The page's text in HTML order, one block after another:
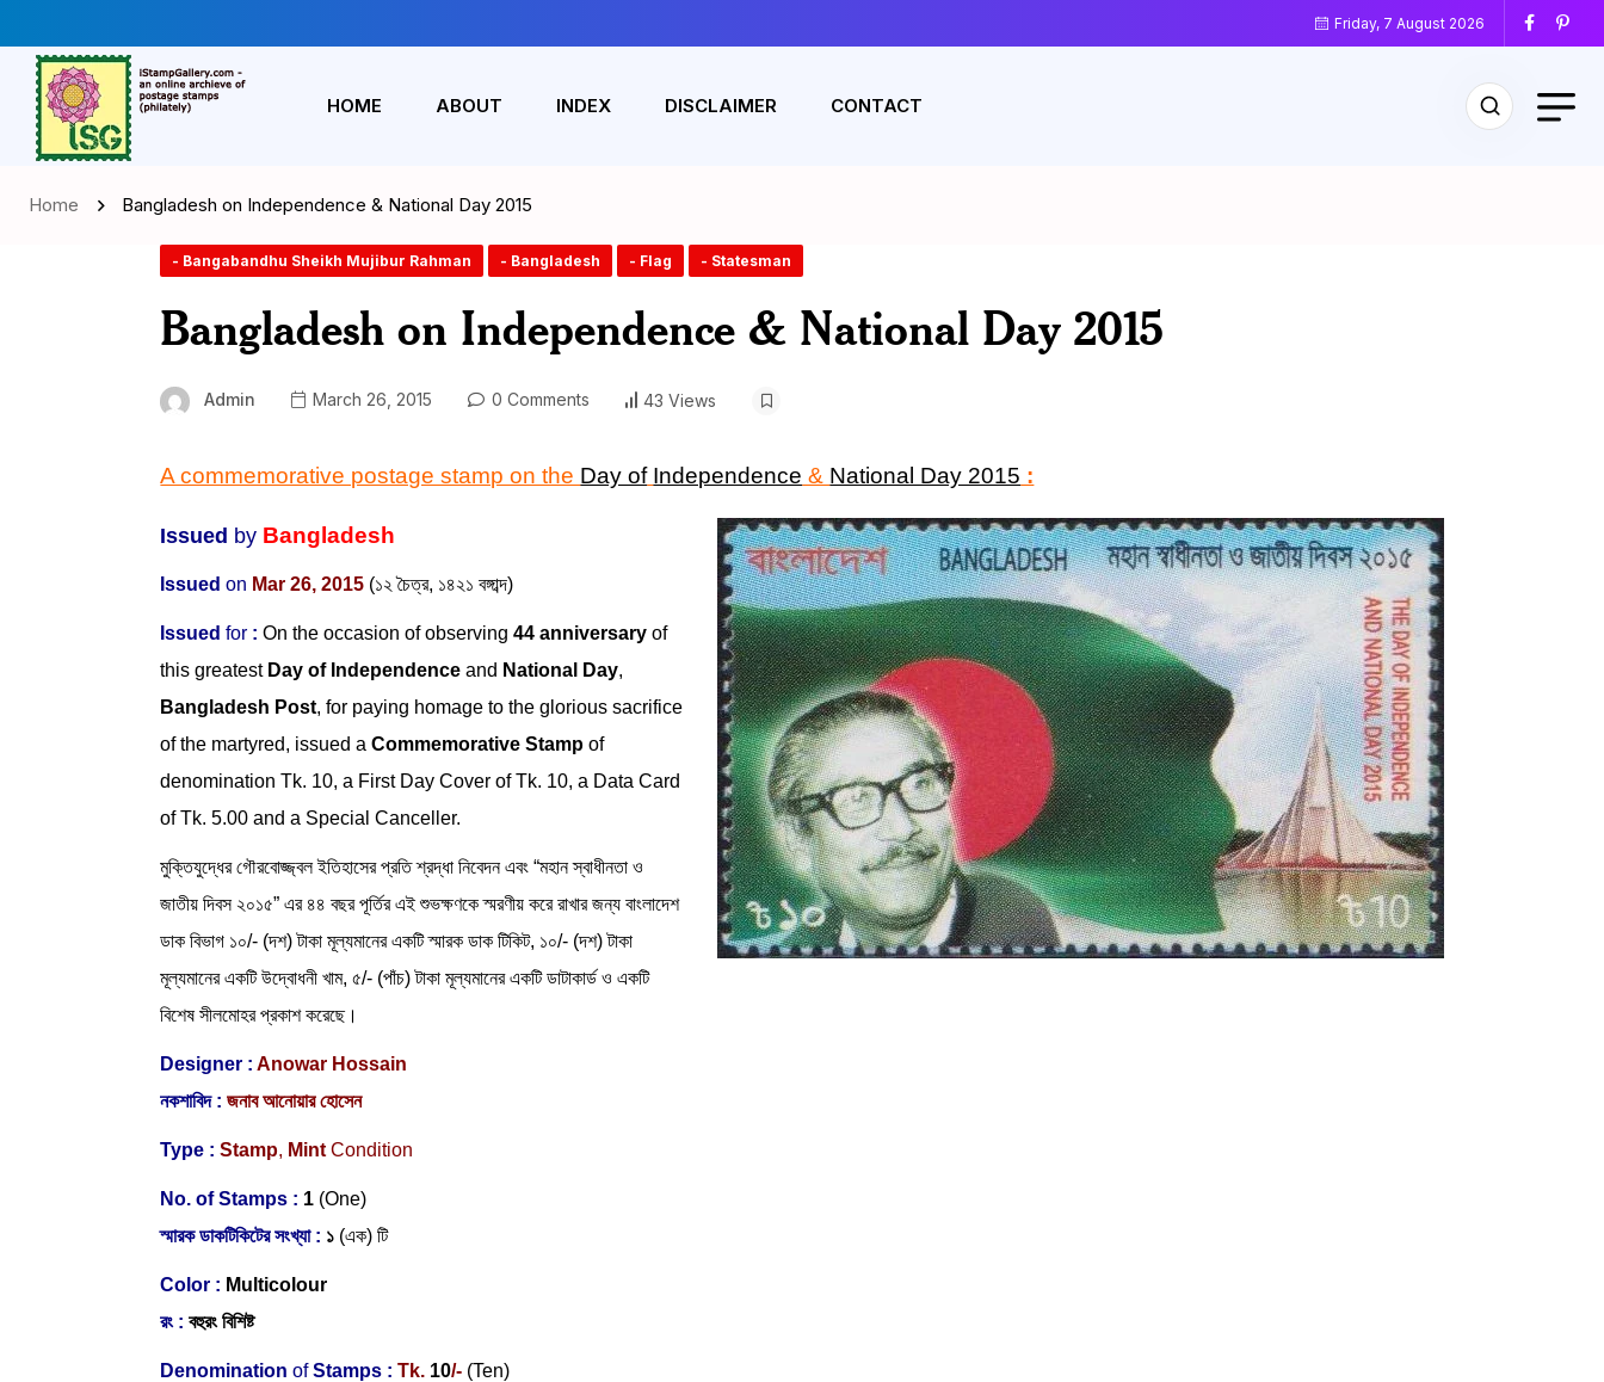
Friday, 7 August 2026
HOME ABOUT INDEX DISCLAIMER CONTACT
Home Bangladesh on Independence & National Day 2015
- Bangabandhu Sheikh Mujibur Rahman - Bangladesh - Flag - Statesman
Bangladesh on Independence & National Day 2015
Admin March 26, 2015 0 Comments 43 Views
A commemorative postage stamp on the Day of Independence & National Day 2015 :
Issued by Bangladesh
Issued on Mar 26, 2015 (১২ চৈত্র, ১৪২১ বঙ্গাব্দ)
Issuedfor : On the occasion of observing44 anniversary of
this greatest Day of Independence and National Day,
Bangladesh Post, for paying homage to the glorious sacrifice
of the martyred, issued aCommemorative Stamp of
denomination Tk. 10, a First Day Cover of Tk. 10, a Data Card
of Tk. 5.00 and a Special Canceller.
মুক্তিযুদ্ধের গৌরবোজ্জ্বল ইতিহাসের প্রতি শ্রদ্ধা নিবেদন এবং “মহান স্বাধীনতা ও
জাতীয় দিবস ২০১৫” এর ৪৪ বছর পূর্তির এই শুভক্ষণকে স্মরণীয় করে রাখার জন্য বাংলাদেশ
ডাক বিভাগ ১০/- (দশ) টাকা মূল্যমানের একটি স্মারক ডাক টিকিট, ১০/- (দশ) টাকা
মূল্যমানের একটি উদ্বোধনী খাম, ৫/- (পাঁচ) টাকা মূল্যমানের একটি ডাটাকার্ড ও একটি
বিশেষ সীলমোহর প্রকাশ করেছে।
Designer :Anowar Hossain
নকশাবিদ:জনাব আনোয়ার হোসেন
Type : Stamp, MintCondition
No. of Stamps : 1 (One)
স্মারক ডাকটিকিটের সংখ্যা : ১ (এক) টি
Color : Multicolour
রং : বহুরং বিশিষ্ট
DenominationofStamps : Tk. 10/- (Ten)